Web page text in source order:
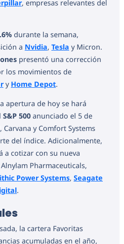
, empresas relevantes del
durante la semana,
a Nvidia, Tesla y Micron.
presentó una corrección
los movimientos de
y Home Depot.
apertura de hoy se hará
S&P 500 anunciado el 5 de
y Comfort Systems
del índice. Adicionalmente,
a cotizar con su nueva
Pharmaceuticals,
Power Systems, Seagate
.
la cartera Favoritas
acumuladas en el año,